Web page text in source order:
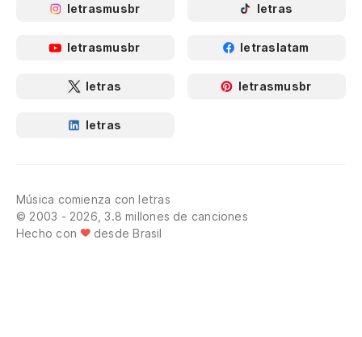
letrasmusbr letras
letrasmusbr letraslatam
letras letrasmusbr
letras
Música comienza con letras
© 2003 - 2026, 3.8 millones de canciones
Hecho con
desde Brasil